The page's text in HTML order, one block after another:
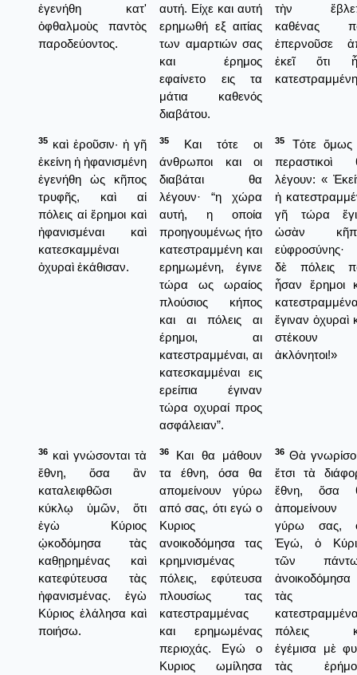
ἐγενήθη κατ'
ὀφθαλμοὺς παντὸς
παροδεύοντος.
αυτή. Είχε και αυτή
ερημωθή εξ αιτίας
των αμαρτιών σας
και έρημος
εφαίνετο εις τα
μάτια καθενός
διαβάτου.
τὴν
καθένας
ἐπερνοῦσε
ἐκεῖ ὅτι
35 καὶ ἐροῦσιν· ἡ γῆ
ἐκείνη ἡ ἠφανισμένη
ἐγενήθη ὡς κῆπος
τρυφῆς, καὶ αἱ
πόλεις αἱ ἔρημοι καὶ
ἠφανισμέναι καὶ
κατεσκαμμέναι
ὀχυραὶ ἐκάθισαν.
35
Και τότε οι
άνθρωποι και οι
διαβάται θα
λέγουν· “η χώρα
αυτή, η οποία
προηγουμένως ήτο
κατεστραμμένη και
ερημωμένη, έγινε
τώρα ως ωραίος
πλούσιος κήπος
και αι πόλεις αι
έρημοι, αι
κατεστραμμέναι, αι
κατεσκαμμέναι εις
ερείπια έγιναν
τώρα οχυραί προς
ασφάλειαν”.
35
Τότε ὅμως
περαστικοὶ
λέγουν: «
ἡ
γῆ τώρα
ὡσὰν
εὐφροσύνης·
δὲ πόλεις
ἦσαν ἔρημοι
ἔγιναν ὀχυραὶ
στέκουν
ἀκλόνητοι!»
36 καὶ γνώσονται τὰ
ἔθνη, ὅσα ἂν
καταλειφθῶσι
κύκλῳ ὑμῶν, ὅτι
ἐγὼ Κύριος
ᾠκοδόμησα τὰς
καθῃρημένας καὶ
κατεφύτευσα τὰς
ἠφανισμένας. ἐγὼ
Κύριος ἐλάλησα καὶ
ποιήσω.
36
Και θα μάθουν
τα έθνη, όσα θα
απομείνουν γύρω
από σας, ότι εγώ ο
Κυριος
ανοικοδόμησα τας
κρημνισμένας
πόλεις, εφύτευσα
πλουσίως τας
κατεστραμμένας
και ερημωμένας
περιοχάς. Εγώ ο
Κυριος ωμίλησα
36 Θὰ
ἔτσι τὰ
ἔθνη, ὅσα
ἀπομείνουν
γύρω σας,
Ἐγώ, ὁ
τῶν
ἀνοικοδόμησα
τὰς
πόλεις
ἐγέμισα μὲ
τὰς